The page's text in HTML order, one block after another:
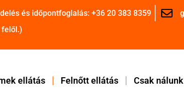
és időpontfoglalás: +36 20 383 8359
felől.)
ellátás Felnőtt ellátás Csak nálunk